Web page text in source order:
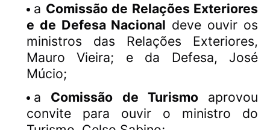
a Comissão de Relações Exteriores
e de Defesa Nacional deve ouvir os
ministros das Relações Exteriores,
Mauro Vieira; e da Defesa, José
Múcio;
a Comissão de Turismoaprovou
convite para ouvir o ministro do